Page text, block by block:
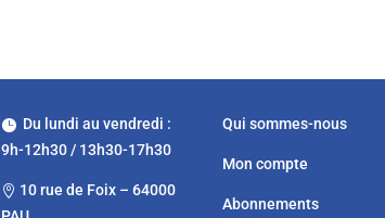
Du lundi au vendredi :
9h-12h30 / 13h30-17h30
 10 rue de Foix – 64000
Qui sommes-nous
Mon compte
Abonnements